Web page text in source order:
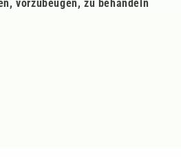
vorzubeugen, zu behandeln